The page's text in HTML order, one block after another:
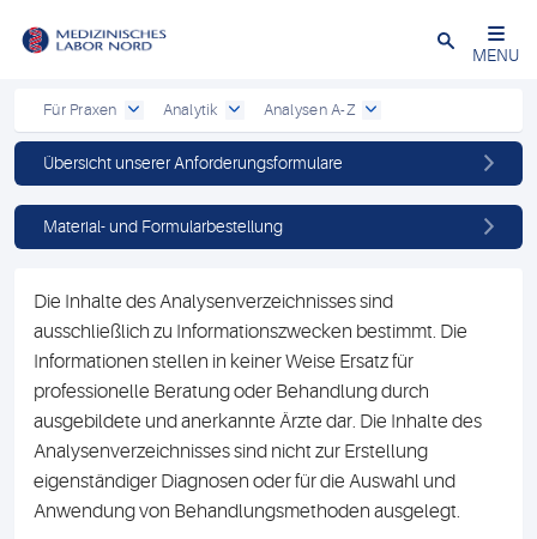
Schließen
MENU
Für Praxen Analytik Analysen A-Z
Übersicht unserer Anforderungsformulare
Material- und Formularbestellung
Die Inhalte des Analysenverzeichnisses sind
ausschließlich zu Informationszwecken bestimmt. Die
Informationen stellen in keiner Weise Ersatz für
professionelle Beratung oder Behandlung durch
ausgebildete und anerkannte Ärzte dar. Die Inhalte des
Analysenverzeichnisses sind nicht zur Erstellung
eigenständiger Diagnosen oder für die Auswahl und
Anwendung von Behandlungsmethoden ausgelegt.